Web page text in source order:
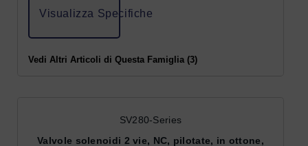
Visualizza Specifiche
Vedi Altri Articoli di Questa Famiglia (3)
SV280-Series
Valvole solenoidi 2 vie, NC, pilotate, in ottone,